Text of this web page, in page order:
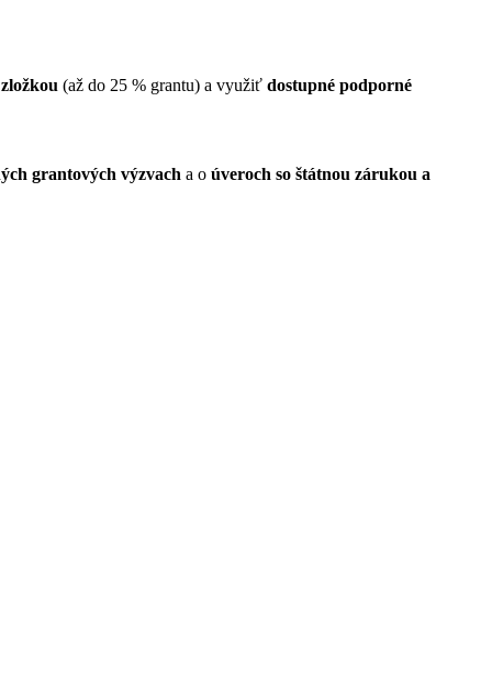
(až do 25 % grantu) a využiť dostupné podporné
grantových výzvach a o úveroch so štátnou zárukou a